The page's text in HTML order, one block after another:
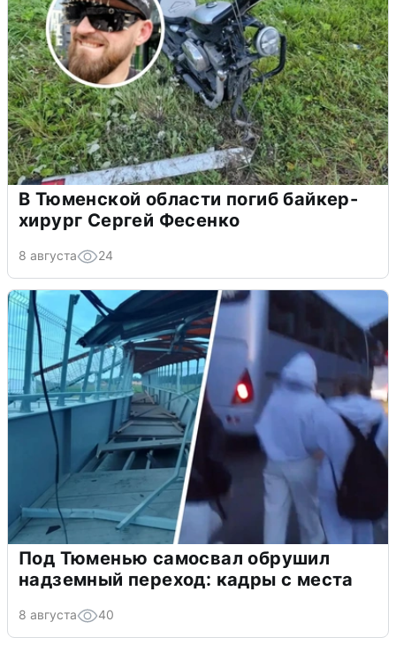
В Тюменской области погиб байкер-
хирург Сергей Фесенко
8 августа 24
Под Тюменью самосвал обрушил
надземный переход: кадры с места
8 августа 40